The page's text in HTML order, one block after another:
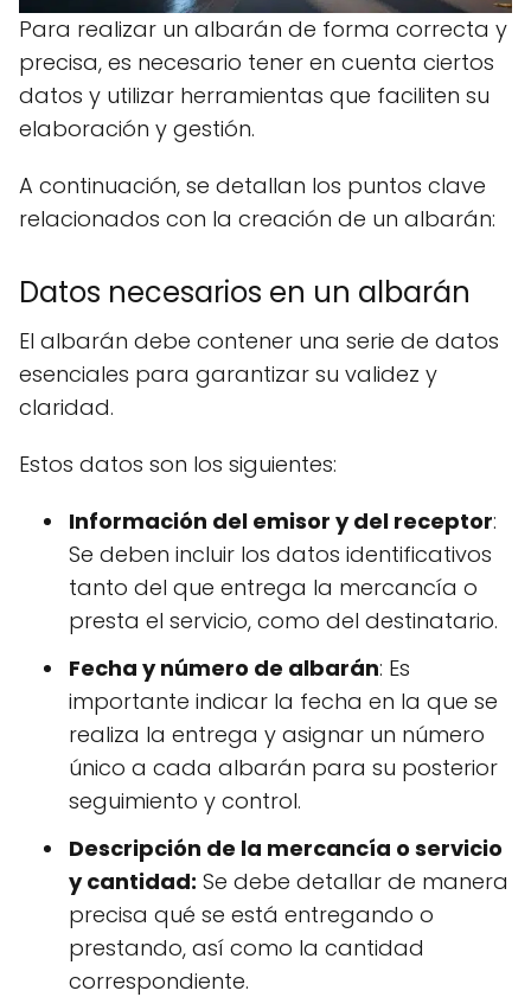
Para realizar un albarán de forma correcta y
precisa, es necesario tener en cuenta ciertos
datos y utilizar herramientas que faciliten su
elaboración y gestión.
A continuación, se detallan los puntos clave
relacionados con la creación de un albarán:
Datos necesarios en un albarán
El albarán debe contener una serie de datos
esenciales para garantizar su validez y
claridad.
Estos datos son los siguientes:
Información del emisor y del receptor:
Se deben incluir los datos identificativos
tanto del que entrega la mercancía o
presta el servicio, como del destinatario.
Fecha y número de albarán: Es
importante indicar la fecha en la que se
realiza la entrega y asignar un número
único a cada albarán para su posterior
seguimiento y control.
Descripción de la mercancía o servicio
y cantidad: Se debe detallar de manera
precisa qué se está entregando o
prestando, así como la cantidad
correspondiente.